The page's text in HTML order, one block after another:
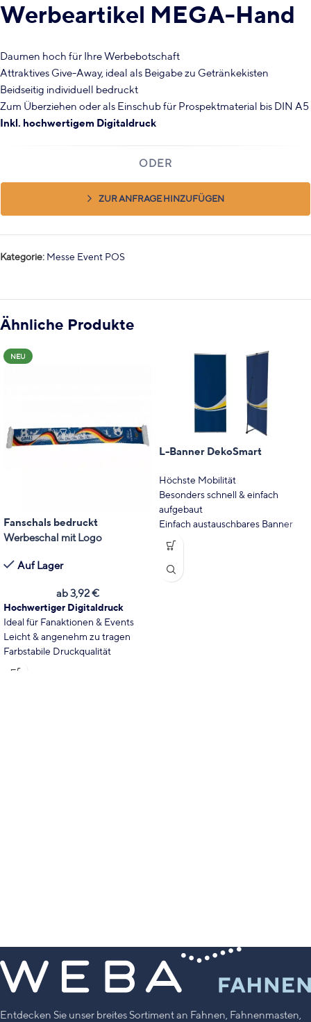
Werbeartikel MEGA-Hand
Daumen hoch für Ihre Werbebotschaft
Attraktives Give-Away, ideal als Beigabe zu Getränkekisten
Beidseitig individuell bedruckt
Zum Überziehen oder als Einschub für Prospektmaterial bis DIN A5
Inkl. hochwertigem Digitaldruck
ZUR ANFRAGE HINZUFÜGEN
Kategorie: Messe Event POS
Ähnliche Produkte
NEU
Fanschals bedruckt
Werbeschal mit Logo
Auf Lager
ab3,92€
Hochwertiger Digitaldruck
Ideal für Fanaktionen & Events
Leicht & angenehm zu tragen
Farbstabile Druckqualität
Ökotex zertifiziert
L-Banner DekoSmart
Höchste Mobilität
Besonders schnell & einfach
aufgebaut
Einfach austauschbares Banner
Geringes Gewicht
Inkl. hochwertigem Digitaldruck
Entdecken Sie unser breites Sortiment an Fahnen, Fahnenmasten,